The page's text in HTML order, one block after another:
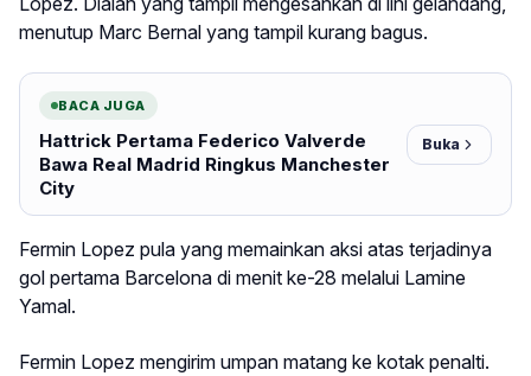
menutup Marc Bernal yang tampil kurang bagus.
BACA JUGA
Hattrick Pertama Federico Valverde
Bawa Real Madrid Ringkus Manchester
City
Buka
Fermin Lopez pula yang memainkan aksi atas terjadinya
gol pertama Barcelona di menit ke-28 melalui Lamine
Yamal.
Fermin Lopez mengirim umpan matang ke kotak penalti.